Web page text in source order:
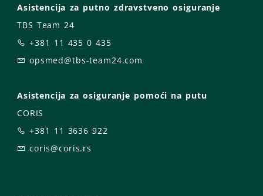
Asistencija za putno zdravstveno osiguranje
TBS Team 24
+381 11 435 0 435
opsmed@tbs-team24.com
Asistencija za osiguranje pomoći na putu
CORIS
+381 11 3636 922
coris@coris.rs